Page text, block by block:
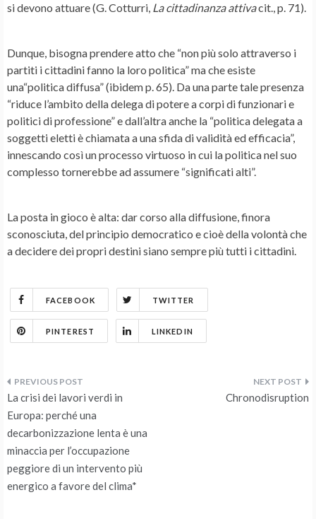
si devono attuare (G. Cotturri, La cittadinanza attivacit., p. 71).
Dunque, bisogna prendere atto che “non più solo attraverso i
partiti i cittadini fanno la loro politica” ma che esiste
una“politica diffusa” (ibidem p. 65). Da una parte tale presenza
“riduce l’ambito della delega di potere a corpi di funzionari e
politici di professione” e dall’altra anche la “politica delegata a
soggetti eletti è chiamata a una sfida di validità ed efficacia”,
innescando così un processo virtuoso in cui la politica nel suo
complesso tornerebbe ad assumere “significati alti”.
La posta in gioco è alta: dar corso alla diffusione, finora
sconosciuta, del principio democratico e cioè della volontà che
a decidere dei propri destini siano sempre più tutti i cittadini.
FACEBOOK TWITTER
PINTEREST LINKEDIN
Navigazione
articoli
La crisi dei lavori verdi in
Europa: perché una
decarbonizzazione lenta è una
minaccia per l’occupazione
peggiore di un intervento più
energico a favore del clima*
Chronodisruption